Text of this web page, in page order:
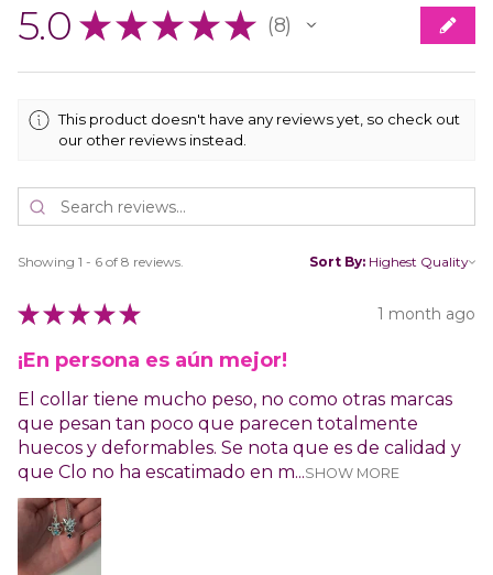
5.0 ★ ★ ★ ★ ★ 8
8
This product doesn't have any reviews yet, so check out
our other reviews instead.
Showing 1 - 6 of 8 reviews. Sort By:
★ ★ ★ ★ ★ 1 month ago
¡En persona es aún mejor!
El collar tiene mucho peso, no como otras marcas
que pesan tan poco que parecen totalmente
huecos y deformables. Se nota que es de calidad y
que Clo no ha escatimado en m...SHOW MORE